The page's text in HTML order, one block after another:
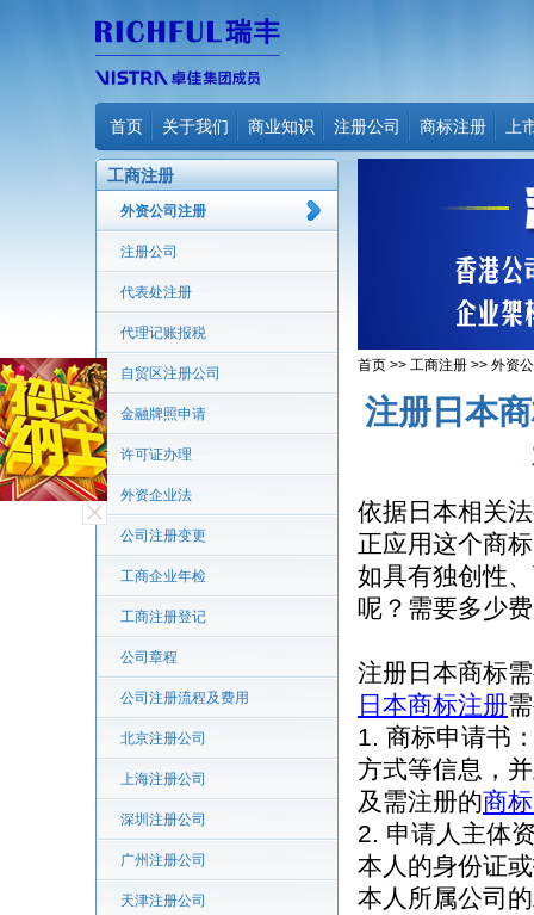
首页 关于我们 商业知识 注册公司 商标注册 上
工商注册
外资公司注册
注册公司
代表处注册
代理记账报税
自贸区注册公司
金融牌照申请
许可证办理
外资企业法
公司注册变更
工商企业年检
工商注册登记
公司章程
公司注册流程及费用
北京注册公司
上海注册公司
深圳注册公司
广州注册公司
天津注册公司
首页 >> 工商注册 >> 外资
注册日本
依据日本相关
正应用这个商
如具有独创性
呢？需要多少
注册日本商标
日本商标注册
1. 商标申请书
方式等信息，
及需注册的商
2. 申请人主体
本人的身份证
本人所属公司